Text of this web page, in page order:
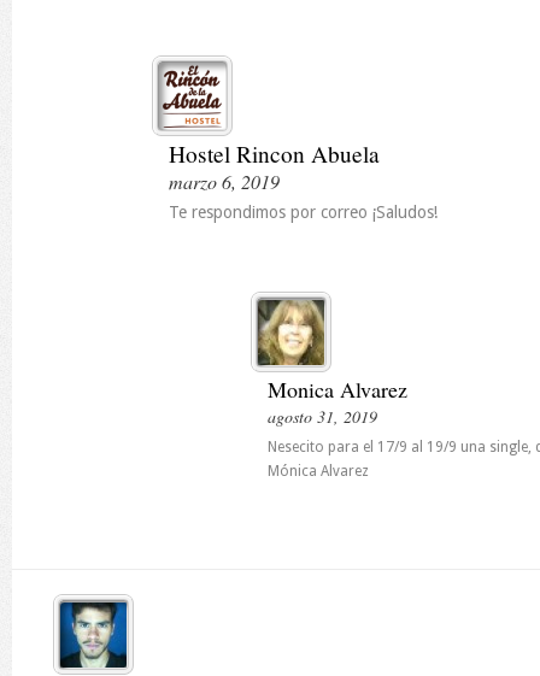
Hostel Rincon Abuela
marzo 6, 2019
Te respondimos por correo ¡Saludos!
Monica Alvarez
agosto 31, 2019
Nesecito para el 17/9 al 19/9 una single,
Mónica Alvarez